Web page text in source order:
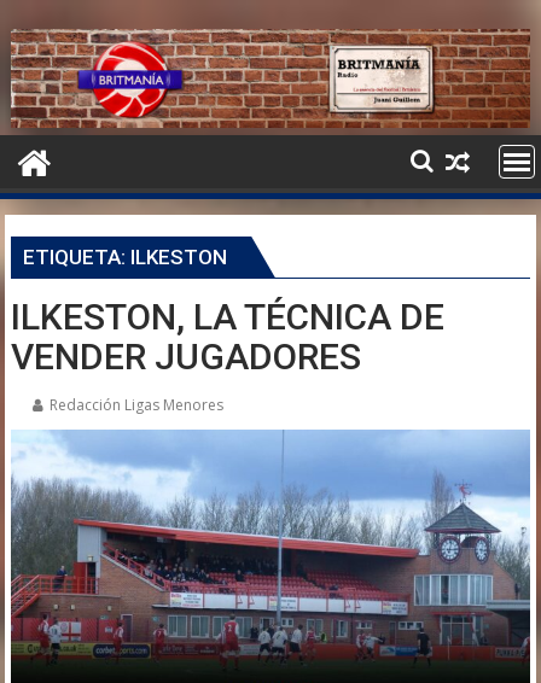
ETIQUETA: ILKESTON
ILKESTON, LA TÉCNICA DE
VENDER JUGADORES
Redacción Ligas Menores